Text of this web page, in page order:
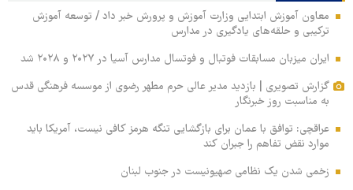
معاون آموزش ابتدایی وزارت آموزش و پرورش خبر داد / توسعه آموزش
ترکیبی و حلقه‌های یادگیری در مدارس
ایران میزبان مسابقات فوتبال و فوتسال مدارس آسیا در ۲۰۲۷ و ۲۰۲۸ شد
گزارش تصویری | بازدید مدیر عالی حرم مطهر رضوی از موسسه فرهنگی قدس
به مناسبت روز خبرنگار
عراقچی: توافق با عمان برای بازگشایی تنگه هرمز کافی نیست، آمریکا باید
موارد نقض تفاهم را جبران کند
زخمی‌ شدن یک نظامی صهیونیست در جنوب لبنان